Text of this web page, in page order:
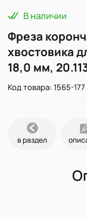
В наличии
Фреза
хвостовика
18,0 мм,
Код товара: 1565-177
в раздел